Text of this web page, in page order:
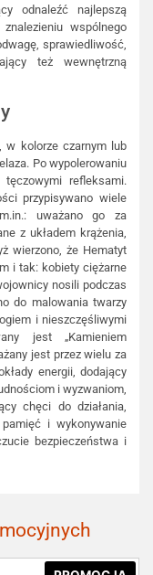
odnaleźć najlepszą
wspólnego
sprawiedliwość,
też wewnętrzną
w kolorze czarnym lub
Po wypolerowaniu
refleksami.
przypisywano wiele
uważano go za
z układem krążenia,
wierzono, że Hematyt
i tak: kobiety ciężarne
nosili podczas
do malowania twarzy
i nieszczęśliwymi
jest „Kamieniem
jest przez wielu za
energii, dodający
i wyzwaniom,
chęci do działania,
i wykonywanie
bezpieczeństwa i